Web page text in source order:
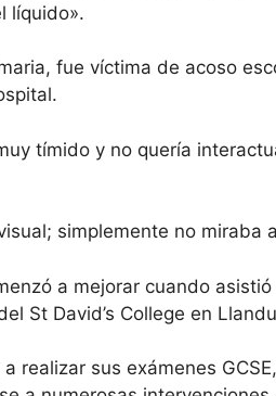
líquido».
fue víctima de acoso
tímido y no quería
simplemente no miraba
a mejorar cuando
St David’s College en
realizar sus exámenes